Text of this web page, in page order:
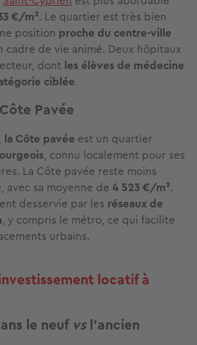
€/m². Le quartier est très bien
position proche du centre-ville
de vie animé. Deux hôpitaux
dont les élèves de médecine
ciblée.
Pavée
la Côte pavée est un quartier
, connu localement pour ses
La Côte pavée reste moins
sa moyenne de 4 523 €/m².
desservie par les réseaux de
, y compris le métro, ce qui facilite
urbains.
locatif à
le neuf vsl'ancien